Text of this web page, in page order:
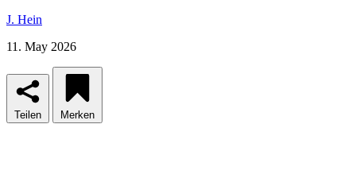
J. Hein
11. May 2026
Teilen Merken